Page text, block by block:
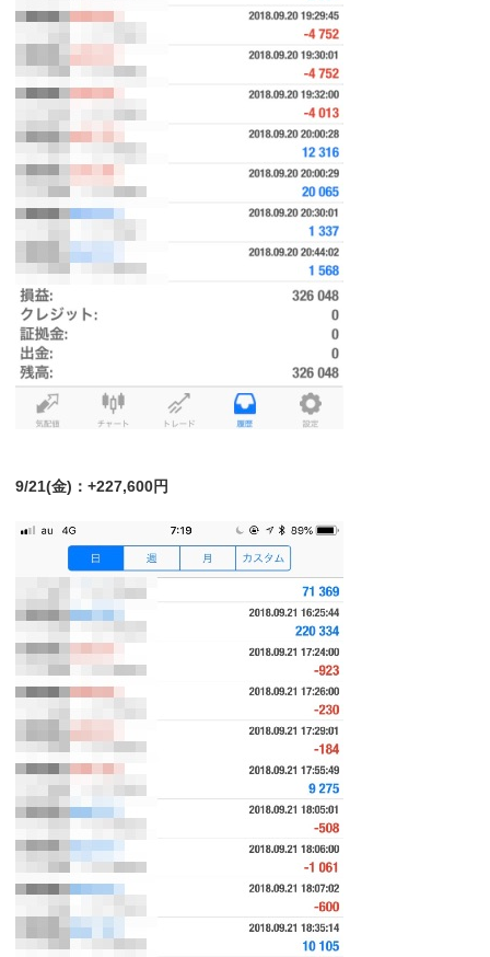
9/21(金)：+227,600円